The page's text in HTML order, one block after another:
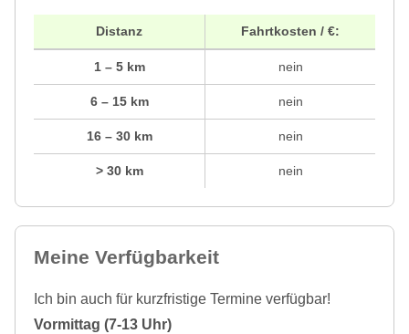
Distanz
1 – 5 km
6 – 15 km
16 – 30 km
> 30 km
Fahrtkosten / €:
nein
nein
nein
nein
Meine Verfügbarkeit
Ich bin auch für kurzfristige Termine verfügbar!
Vormittag (7-13 Uhr)